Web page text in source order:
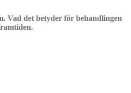
Vad det betyder för behandlingen